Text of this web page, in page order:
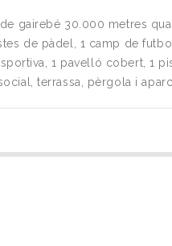
gairebé 30.000 metres
de pàdel, 1 camp de
1 pavelló cobert, 1
terrassa, pèrgola i